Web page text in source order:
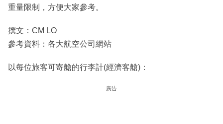
重量限制，方便大家參考。
撰文：CM LO
參考資料：各大航空公司網站
以每位旅客可寄艙的行李計(經濟客艙)：
廣告